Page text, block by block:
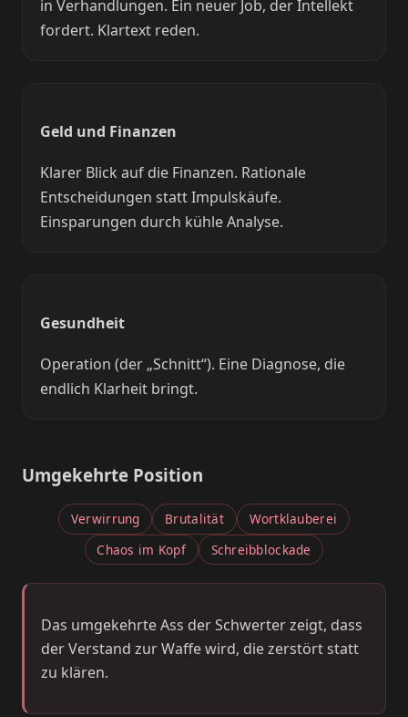
in Verhandlungen. Ein neuer Job, der Intellekt
fordert. Klartext reden.
Geld und Finanzen
Klarer Blick auf die Finanzen. Rationale
Entscheidungen statt Impulskäufe.
Einsparungen durch kühle Analyse.
Gesundheit
Operation (der „Schnitt“). Eine Diagnose, die
endlich Klarheit bringt.
Umgekehrte Position
Verwirrung Brutalität
Wortklauberei
Chaos im Kopf
Schreibblockade
Das umgekehrte Ass der Schwerter zeigt, dass
der Verstand zur Waffe wird, die zerstört statt
zu klären.